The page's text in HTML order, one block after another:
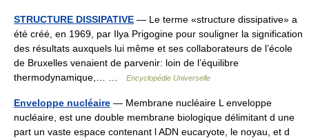
STRUCTURE DISSIPATIVE — Le terme «structure dissipative» a
été créé, en 1969, par Ilya Prigogine pour souligner la signification
des résultats auxquels lui même et ses collaborateurs de l’école
de Bruxelles venaient de parvenir: loin de l’équilibre
thermodynamique,… …
Encyclopédie Universelle
Enveloppe nucléaire — Membrane nucléaire L enveloppe
nucléaire, est une double membrane biologique délimitant d une
part un vaste espace contenant l ADN eucaryote, le noyau, et d